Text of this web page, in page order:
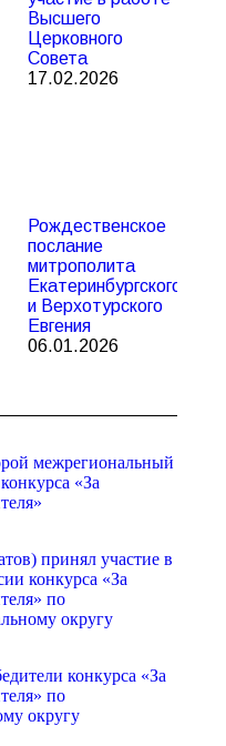
Высшего
Церковного
Совета
17.02.2026
Рождественское
послание
митрополита
Екатеринбургского
и Верхотурского
Евгения
06.01.2026
межрегиональный
«За
принял участие в
конкурса «За
по
округу
конкурса «За
по
округу